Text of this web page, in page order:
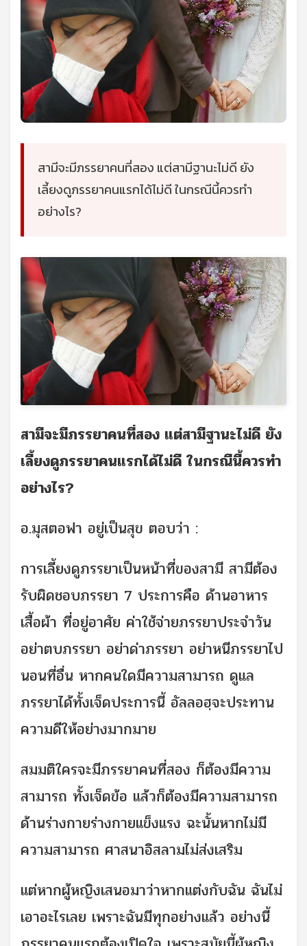
สามีจะมีภรรยาคนที่สอง แต่สามีฐานะไม่ดี ยัง
เลี้ยงดูภรรยาคนแรกได้ไม่ดี ในกรณีนี้ควรทำ
อย่างไร?
สามีจะมีภรรยาคนที่สอง แต่สามีฐานะไม่ดี ยัง
เลี้ยงดูภรรยาคนแรกได้ไม่ดี ในกรณีนี้ควรทำ
อย่างไร?
อ.มุสตอฟา อยู่เป็นสุข ตอบว่า :
การเลี้ยงดูภรรยาเป็นหน้าที่ของสามี สามีต้อง
รับผิดชอบภรรยา 7 ประการคือ ด้านอาหาร
เสื้อผ้า ที่อยู่อาศัย ค่าใช้จ่ายภรรยาประจำวัน
อย่าตบภรรยา อย่าด่าภรรยา อย่าหนีภรรยาไป
นอนที่อื่น หากคนใดมีความสามารถ ดูแล
ภรรยาได้ทั้งเจ็ดประการนี้ อัลลอฮฺจะประทาน
ความดีให้อย่างมากมาย
สมมติใครจะมีภรรยาคนที่สอง ก็ต้องมีความ
สามารถ ทั้งเจ็ดข้อ แล้วก็ต้องมีความสามารถ
ด้านร่างกายร่างกายแข็งแรง ฉะนั้นหากไม่มี
ความสามารถ ศาสนาอิสลามไม่ส่งเสริม
แต่หากผู้หญิงเสนอมาว่าหากแต่งกับฉัน ฉันไม่
เอาอะไรเลย เพราะฉันมีทุกอย่างแล้ว อย่างนี้